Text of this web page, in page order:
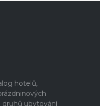
hotelů,
druhů ubytování